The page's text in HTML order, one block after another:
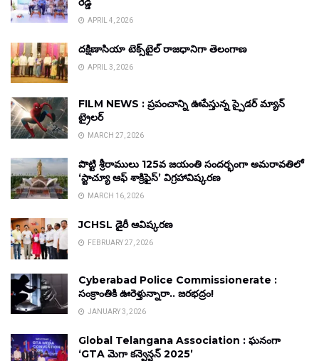
APRIL 4, 2026
దక్షిణాసియా టెక్స్‌టైల్ రాజధానిగా తెలంగాణ
APRIL 3, 2026
FILM NEWS : ప్రపంచాన్ని ఊపేస్తున్న స్పైడర్ మ్యాన్
ట్రైలర్
MARCH 27, 2026
పొట్టి శ్రీరాములు 125వ జయంతి సందర్భంగా అమరావతిలో
‘స్టాచ్యూ ఆఫ్ శాక్రిఫైస్’ విగ్రహావిష్కరణ
MARCH 16, 2026
JCHSL డైరీ ఆవిష్కరణ
FEBRUARY 27, 2026
Cyberabad Police Commissionerate :
సంక్రాంతికి ఊరెళ్తున్నారా.. జరభద్రం!
JANUARY 3, 2026
Global Telangana Association : ఘనంగా
‘GTA మెగా కన్వెన్షన్ 2025’